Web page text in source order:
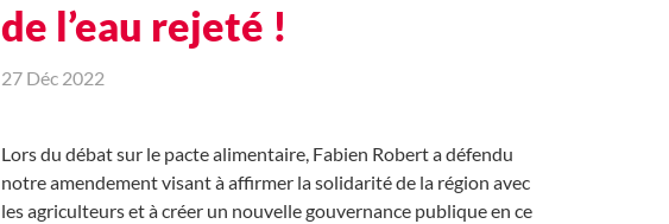
de l’eau rejeté !
27 Déc 2022
Lors du débat sur le pacte alimentaire, Fabien Robert a défendu
notre amendement visant à affirmer la solidarité de la région avec
les agriculteurs et à créer un nouvelle gouvernance publique en ce